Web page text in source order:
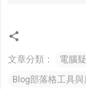
文章分類：
電腦
Blog部落格工具與